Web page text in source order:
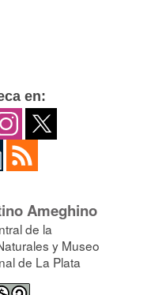
en:
Ameghino
de la
y Museo
de La Plata